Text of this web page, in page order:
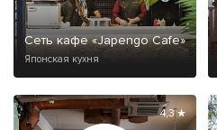
Сеть кафе «Japengo Cafe»
Японская кухня
4,3 ★